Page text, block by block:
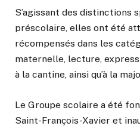
S’agissant des distinctions
préscolaire, elles ont été
récompensés dans les
maternelle, lecture,
à la cantine, ainsi qu’à la
Le Groupe scolaire a été
Saint-François-Xavier et